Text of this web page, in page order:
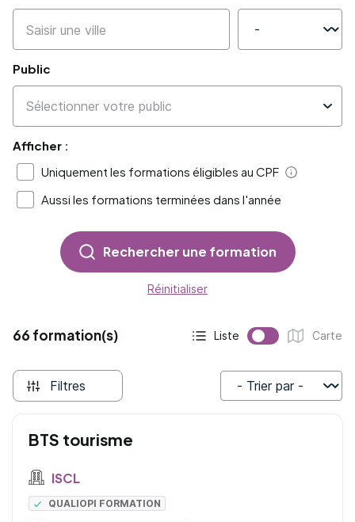
Public
Afficher :
Uniquement les formations éligibles au CPF
Aide
Aussi les formations terminées dans l'année
Rechercher une formation
Réinitialiser
66 formation(s)
Affichage actif :
Liste
Affichage :
Carte
Filtres
Trier par
BTS tourisme
ISCL
QUALIOPI FORMATION